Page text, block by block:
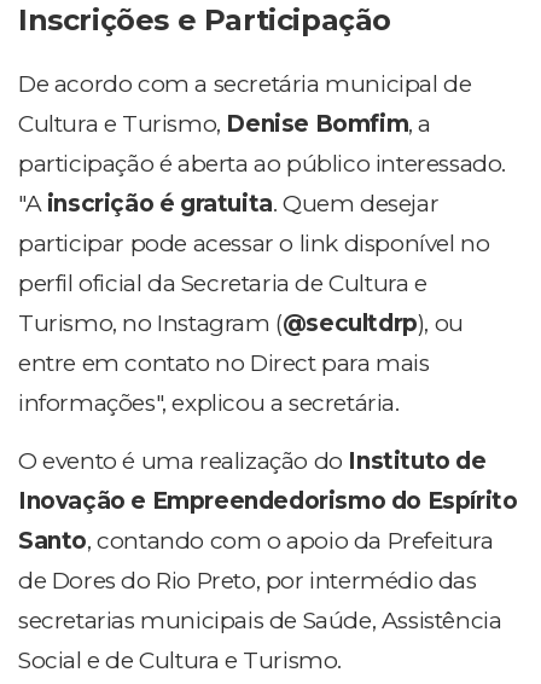
Inscrições e Participação
De acordo com a secretária municipal de
Cultura e Turismo, Denise Bomfim, a
participação é aberta ao público interessado.
"A inscrição é gratuita. Quem desejar
participar pode acessar o link disponível no
perfil oficial da Secretaria de Cultura e
Turismo, no Instagram (@secultdrp), ou
entre em contato no Direct para mais
informações", explicou a secretária.
O evento é uma realização do Instituto de
Inovação e Empreendedorismo do Espírito
Santo, contando com o apoio da Prefeitura
de Dores do Rio Preto, por intermédio das
secretarias municipais de Saúde, Assistência
Social e de Cultura e Turismo.